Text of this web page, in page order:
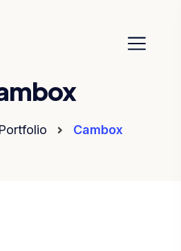
Portfolio Cambox